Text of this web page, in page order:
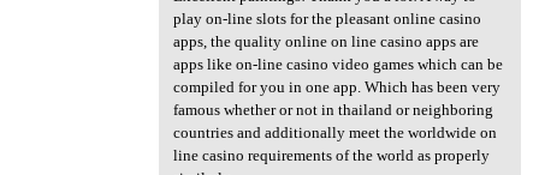
play on-line slots for the pleasant online casino
apps, the quality online on line casino apps are
apps like on-line casino video games which can be
compiled for you in one app. Which has been very
famous whether or not in thailand or neighboring
countries and additionally meet the worldwide on
line casino requirements of the world as properly